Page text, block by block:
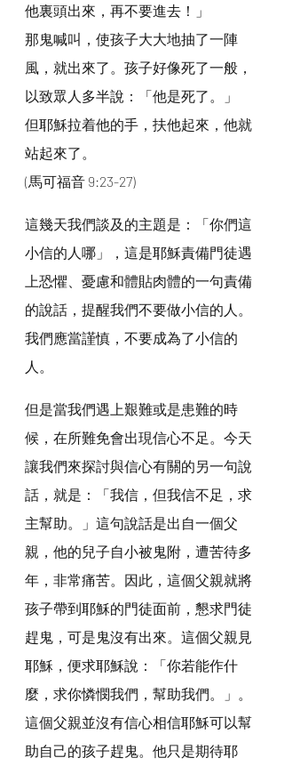
他裏頭出來，再不要進去！」
那鬼喊叫，使孩子大大地抽了一陣
風，就出來了。孩子好像死了一般，
以致眾人多半說：「他是死了。」
但耶穌拉着他的手，扶他起來，他就
站起來了。
(馬可福音 9:23-27)
這幾天我們談及的主題是：「你們這
小信的人哪」，這是耶穌責備門徒遇
上恐懼、憂慮和體貼肉體的一句責備
的說話，提醒我們不要做小信的人。
我們應當謹慎，不要成為了小信的
人。
但是當我們遇上艱難或是患難的時
候，在所難免會出現信心不足。今天
讓我們來探討與信心有關的另一句說
話，就是：「我信，但我信不足，求
主幫助。」這句說話是出自一個父
親，他的兒子自小被鬼附，遭苦待多
年，非常痛苦。因此，這個父親就將
孩子帶到耶穌的門徒面前，懇求門徒
趕鬼，可是鬼沒有出來。這個父親見
耶穌，便求耶穌說：「你若能作什
麼，求你憐憫我們，幫助我們。」。
這個父親並沒有信心相信耶穌可以幫
助自己的孩子趕鬼。他只是期待耶